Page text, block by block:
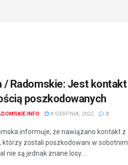
/ Radomskie: Jest kontakt
poszkodowanych
8 SIERPNIA, 2022 0
informuje, że nawiązano kontakt z
którzy zostali poszkodowani w sobotnim
nie są jednak znane losy ...